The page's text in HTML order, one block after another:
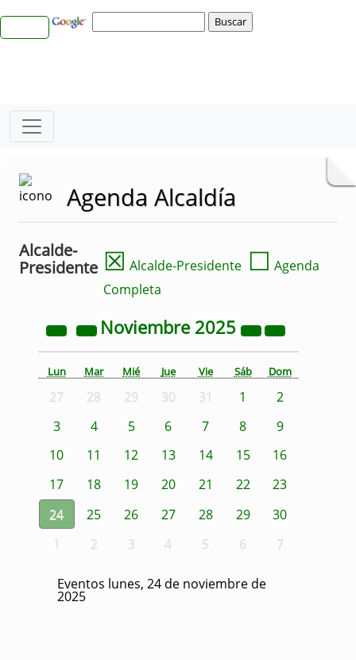
Agenda Alcaldía
Alcalde-
Presidente ☒ Alcalde-Presidente ☐ Agenda
Completa
Noviembre 2025
Lun Mar Mié Jue Vie Sáb Dom
27 28 29 30 31 1
2
3
4 5 6 7 8
9
10
11 12 13 14 15
16
17
18 19 20 21 22
23
24
25 26 27 28 29
30
1
2 3 4 5 6 7
Eventos lunes, 24 de noviembre de
2025